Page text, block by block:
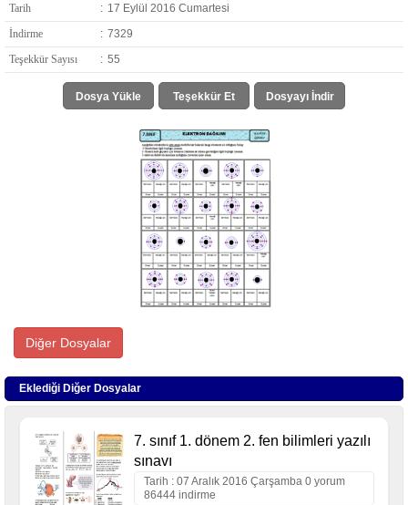
Tarih
: 17 Eylül 2016 Cumartesi
İndirme
: 7329
Teşekkür Sayısı
: 55
Dosya Yükle Teşekkür Et Dosyayı İndir
Diğer Dosyalar
Eklediği Diğer Dosyalar
7. sınıf 1. dönem 2. fen bilimleri yazılı
sınavı
Tarih : 07 Aralık 2016 Çarşamba 0 yorum
86444 indirme